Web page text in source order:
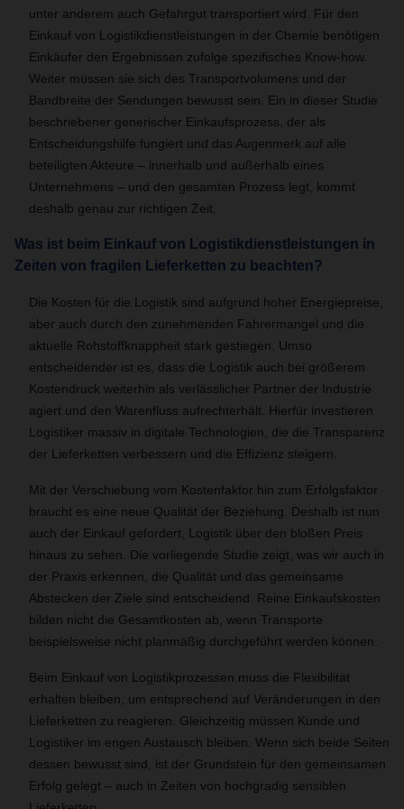
unter anderem auch Gefahrgut transportiert wird. Für den
Einkauf von Logistikdienstleistungen in der Chemie benötigen
Einkäufer den Ergebnissen zufolge spezifisches Know-how.
Weiter müssen sie sich des Transportvolumens und der
Bandbreite der Sendungen bewusst sein. Ein in dieser Studie
beschriebener generischer Einkaufsprozess, der als
Entscheidungshilfe fungiert und das Augenmerk auf alle
beteiligten Akteure – innerhalb und außerhalb eines
Unternehmens – und den gesamten Prozess legt, kommt
deshalb genau zur richtigen Zeit.
Was ist beim Einkauf von Logistikdienstleistungen in
Zeiten von fragilen Lieferketten zu beachten?
Die Kosten für die Logistik sind aufgrund hoher Energiepreise,
aber auch durch den zunehmenden Fahrermangel und die
aktuelle Rohstoffknappheit stark gestiegen. Umso
entscheidender ist es, dass die Logistik auch bei größerem
Kostendruck weiterhin als verlässlicher Partner der Industrie
agiert und den Warenfluss aufrechterhält. Hierfür investieren
Logistiker massiv in digitale Technologien, die die Transparenz
der Lieferketten verbessern und die Effizienz steigern.
Mit der Verschiebung vom Kostenfaktor hin zum Erfolgsfaktor
braucht es eine neue Qualität der Beziehung. Deshalb ist nun
auch der Einkauf gefordert, Logistik über den bloßen Preis
hinaus zu sehen. Die vorliegende Studie zeigt, was wir auch in
der Praxis erkennen, die Qualität und das gemeinsame
Abstecken der Ziele sind entscheidend. Reine Einkaufskosten
bilden nicht die Gesamtkosten ab, wenn Transporte
beispielsweise nicht planmäßig durchgeführt werden können.
Beim Einkauf von Logistikprozessen muss die Flexibilität
erhalten bleiben, um entsprechend auf Veränderungen in den
Lieferketten zu reagieren. Gleichzeitig müssen Kunde und
Logistiker im engen Austausch bleiben. Wenn sich beide Seiten
dessen bewusst sind, ist der Grundstein für den gemeinsamen
Erfolg gelegt – auch in Zeiten von hochgradig sensiblen